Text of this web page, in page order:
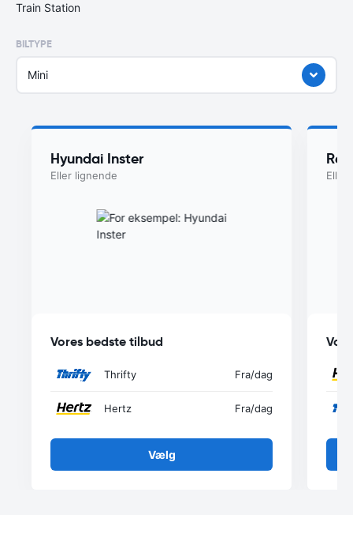
Train Station
BILTYPE
Mini
Hyundai Inster
Eller lignende
Vores bedste tilbud
Thrifty Fra/dag
Hertz Fra/dag
Vælg
Eller